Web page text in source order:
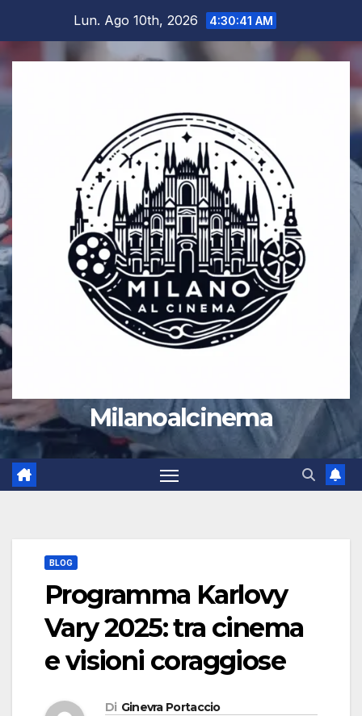
contenuto
Lun. Ago 10th, 2026 4:30:42 AM
Milanoalcinema
BLOG
Programma Karlovy
Vary 2025: tra cinema
e visioni coraggiose
Di Ginevra Portaccio